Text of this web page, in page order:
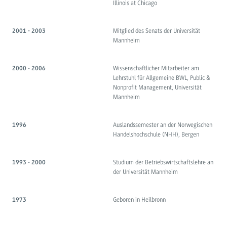
Illinois at Chicago
2001 - 2003
Mitglied des Senats der Universität
Mannheim
2000 - 2006
Wissenschaftlicher Mitarbeiter am
Lehrstuhl für Allgemeine BWL, Public &
Nonprofit Management, Universität
Mannheim
1996
Auslandssemester an der Norwegischen
Handelshochschule (NHH), Bergen
1993 - 2000
Studium der Betriebswirtschaftslehre an
der Universität Mannheim
1973 Geboren in Heilbronn